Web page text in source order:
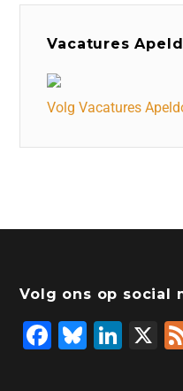
Vacatures
Volg Vacatures
Volg ons op social
F
Bl
Li X